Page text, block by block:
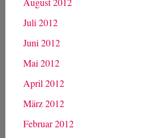
März 2013
Februar 2013
Januar 2013
Dezember 2012
November 2012
Oktober 2012
September 2012